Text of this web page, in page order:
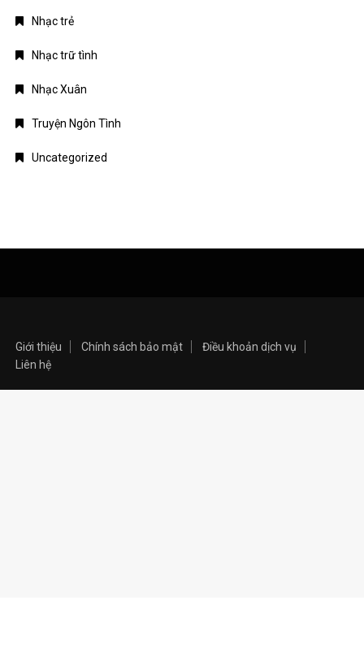
Nhạc trẻ
Nhạc trữ tình
Nhạc Xuân
Truyện Ngôn Tình
Uncategorized
Giới thiệu Chính sách bảo mật
Điều khoản dịch vụ
Liên hệ